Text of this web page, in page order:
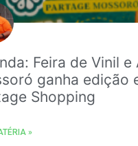
Feira de Vinil e
ganha edição
Shopping
»